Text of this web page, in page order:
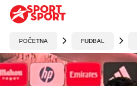
POČETNA FUDBAL